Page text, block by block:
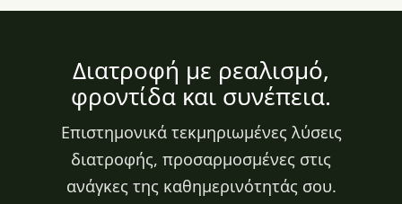
Διατροφή με ρεαλισμό,
φροντίδα και συνέπεια.
Επιστημονικά τεκμηριωμένες λύσεις
διατροφής, προσαρμοσμένες στις
ανάγκες της καθημερινότητάς σου.